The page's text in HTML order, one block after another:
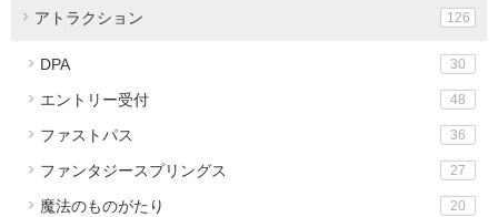
アトラクション 126
DPA 30
エントリー受付 48
ファストパス 36
ファンタジースプリングス 27
魔法のものがたり 20